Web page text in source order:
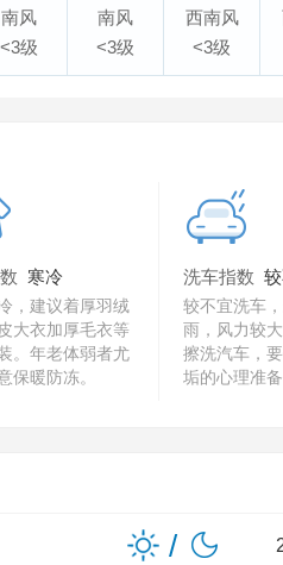
南风
<3级
南风
<3级
西南风
<3级
寒冷
，建议着厚羽绒
大衣加厚毛衣等
。年老体弱者尤
保暖防冻。
洗车指数
较不宜洗车
雨，风力较
擦洗汽车，
垢的心理准备
/